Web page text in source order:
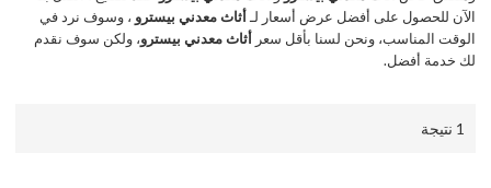
الآن للحصول على أفضل عرض أسعار لـأثاث معدني بيسترو ، وسوف نرد في
الوقت المناسب، ونحن لسنا بأقل سعرأثاث معدني بيسترو، ولكن سوف نقدم
لك خدمة أفضل.
1 نتيجة